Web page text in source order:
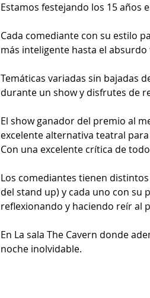
Estamos festejando los 15 años
Cada comediante con su estilo
más inteligente hasta el absurdo
Temáticas variadas sin bajadas
durante un show y disfrutes de
El show ganador del premio al
excelente alternativa teatral
Con una excelente crítica de
Los comediantes tienen
del stand up) y cada uno con
reflexionando y haciendo reír al
En La sala The Cavern donde
noche inolvidable.